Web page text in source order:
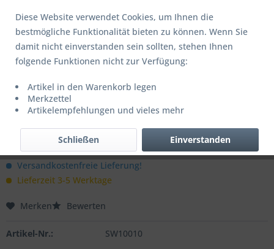
Dieser Artikel steht derzeit nicht zur Verfügung!
50,00 € *
inkl. MwSt.zzgl. Versandkosten
Versandkostenfreie Lieferung!
Lieferzeit 3-5 Werktage
Merken Bewerten
Artikel-Nr.: SW10010
Diese Website verwendet Cookies, um Ihnen die
bestmögliche Funktionalität bieten zu können. Wenn Sie
damit nicht einverstanden sein sollten, stehen Ihnen
folgende Funktionen nicht zur Verfügung:
Artikel in den Warenkorb legen
Merkzettel
Artikelempfehlungen und vieles mehr
Einverstanden
Schließen